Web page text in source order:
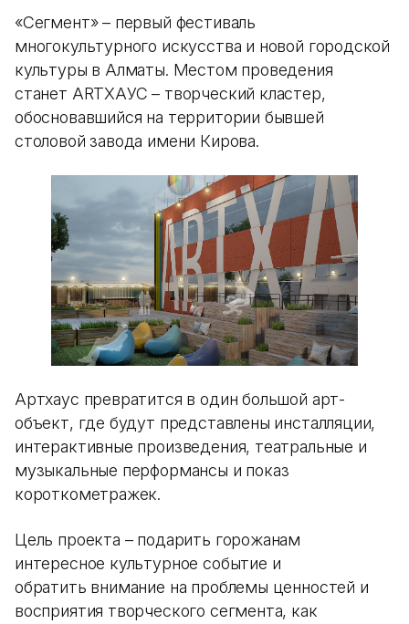
«Сегмент» – первый фестиваль
многокультурного искусства и новой городской
культуры в Алматы. Местом проведения
станет ARTXAУС – творческий кластер,
обосновавшийся на территории бывшей
столовой завода имени Кирова.
Артхаус превратится в один большой арт-
объект, где будут представлены инсталляции,
интерактивные произведения, театральные и
музыкальные перформансы и показ
короткометражек.
Цель проекта – подарить горожанам
интересное культурное событие и
обратить внимание на проблемы ценностей и
восприятия творческого сегмента, как